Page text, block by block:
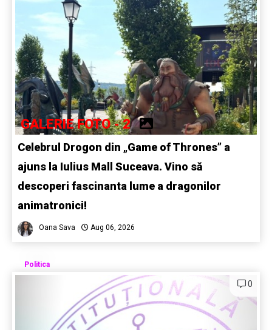
GALERIE FOTO - 2
Celebrul Drogon din „Game of Thrones” a
ajuns la Iulius Mall Suceava. Vino să
descoperi fascinanta lume a dragonilor
animatronici!
Oana Sava Aug 06, 2026
Politica
0